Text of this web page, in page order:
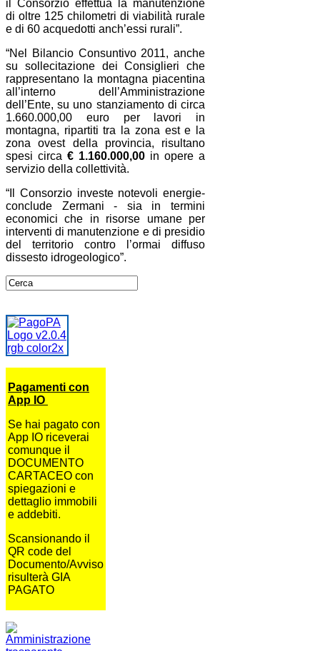
il Consorzio effettua la manutenzione
di oltre 125 chilometri di viabilità rurale
e di 60 acquedotti anch’essi rurali”.
“Nel Bilancio Consuntivo 2011, anche
su sollecitazione dei Consiglieri che
rappresentano la montagna piacentina
all’interno dell’Amministrazione
dell’Ente, su uno stanziamento di circa
1.660.000,00 euro per lavori in
montagna, ripartiti tra la zona est e la
zona ovest della provincia, risultano
spesi circa€ 1.160.000,00 in opere a
servizio della collettività.
“Il Consorzio investe notevoli energie-
conclude Zermani - sia in termini
economici che in risorse umane per
interventi di manutenzione e di presidio
del territorio contro l’ormai diffuso
dissesto idrogeologico”.
Pagamenti con
App IO
Se hai pagato con
App IO riceverai
comunque il
DOCUMENTO
CARTACEO con
spiegazioni e
dettaglio immobili
e addebiti.
Scansionando il
QR code del
Documento/Avviso
risulterà GIA
PAGATO